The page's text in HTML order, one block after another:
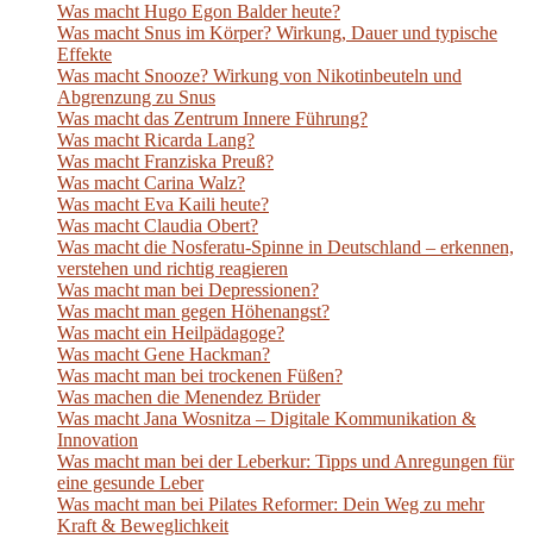
Was macht Hugo Egon Balder heute?
Was macht Snus im Körper? Wirkung, Dauer und typische
Effekte
Was macht Snooze? Wirkung von Nikotinbeuteln und
Abgrenzung zu Snus
Was macht das Zentrum Innere Führung?
Was macht Ricarda Lang?
Was macht Franziska Preuß?
Was macht Carina Walz?
Was macht Eva Kaili heute?
Was macht Claudia Obert?
Was macht die Nosferatu-Spinne in Deutschland – erkennen,
verstehen und richtig reagieren
Was macht man bei Depressionen?
Was macht man gegen Höhenangst?
Was macht ein Heilpädagoge?
Was macht Gene Hackman?
Was macht man bei trockenen Füßen?
Was machen die Menendez Brüder
Was macht Jana Wosnitza – Digitale Kommunikation &
Innovation
Was macht man bei der Leberkur: Tipps und Anregungen für
eine gesunde Leber
Was macht man bei Pilates Reformer: Dein Weg zu mehr
Kraft & Beweglichkeit